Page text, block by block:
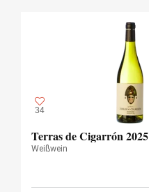
34
Terras de Cigarrón 2025
Weißwein